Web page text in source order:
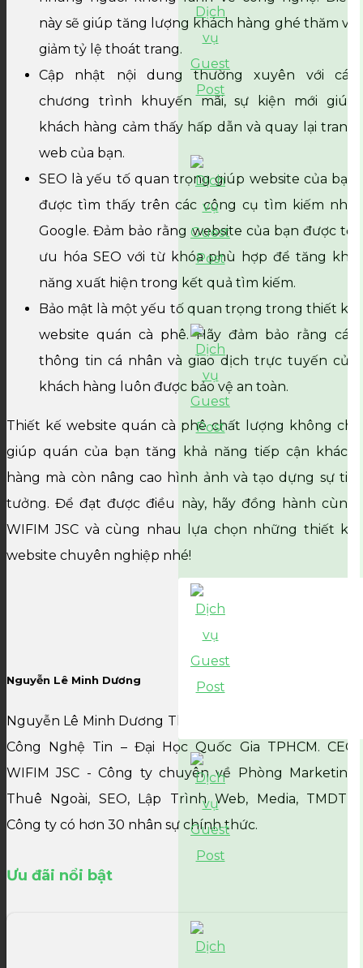
này sẽ giúp tăng lượng khách hàng ghé thăm và
giảm tỷ lệ thoát trang.
Cập nhật nội dung thường xuyên với các
chương trình khuyến mãi, sự kiện mới giúp
khách hàng cảm thấy hấp dẫn và quay lại trang
web của bạn.
SEO là yếu tố quan trọng giúp website của bạn
được tìm thấy trên các công cụ tìm kiếm như
Google. Đảm bảo rằng website của bạn được tối
ưu hóa SEO với từ khóa phù hợp để tăng khả
năng xuất hiện trong kết quả tìm kiếm.
Bảo mật là một yếu tố quan trọng trong thiết kế
website quán cà phê. Hãy đảm bảo rằng các
thông tin cá nhân và giao dịch trực tuyến của
khách hàng luôn được bảo vệ an toàn.
Thiết kế website quán cà phê chất lượng không chỉ
giúp quán của bạn tăng khả năng tiếp cận khách
hàng mà còn nâng cao hình ảnh và tạo dựng sự tin
tưởng. Để đạt được điều này, hãy đồng hành cùng
WIFIM JSC và cùng nhau lựa chọn những thiết kế
website chuyên nghiệp nhé!
Nguyễn Lê Minh Dương
Nguyễn Lê Minh Dương Thạc sĩ CNTT trường Đại Học
Công Nghệ Tin – Đại Học Quốc Gia TPHCM. CEO
WIFIM JSC - Công ty chuyên về Phòng Marketing
Thuê Ngoài, SEO, Lập Trình Web, Media, TMDT,...
Công ty có hơn 30 nhân sự chính thức.
Ưu đãi nổi bật